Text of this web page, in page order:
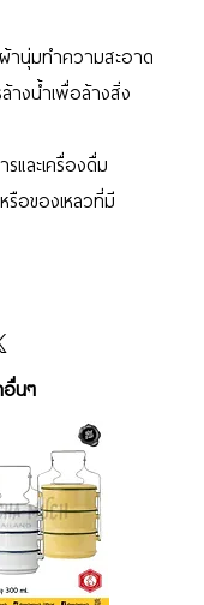
านุ่มทำความสะอาด
างน้ำเพื่อล้างสิ่ง
และเครื่องดื่ม
รือของเหลวที่มี
นๆ